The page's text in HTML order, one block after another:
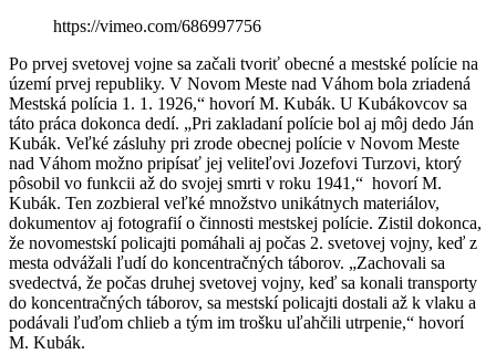
https://vimeo.com/686997756
Po prvej svetovej vojne sa začali tvoriť obecné a mestské polície na
území prvej republiky. V Novom Meste nad Váhom bola zriadená
Mestská polícia 1. 1. 1926,“ hovorí M. Kubák. U Kubákovcov sa
táto práca dokonca dedí. „Pri zakladaní polície bol aj môj dedo Ján
Kubák. Veľké zásluhy pri zrode obecnej polície v Novom Meste
nad Váhom možno pripísať jej veliteľovi Jozefovi Turzovi, ktorý
pôsobil vo funkcii až do svojej smrti v roku 1941,“ hovorí M.
Kubák. Ten zozbieral veľké množstvo unikátnych materiálov,
dokumentov aj fotografií o činnosti mestskej polície. Zistil dokonca,
že novomestskí policajti pomáhali aj počas 2. svetovej vojny, keď z
mesta odvážali ľudí do koncentračných táborov. „Zachovali sa
svedectvá, že počas druhej svetovej vojny, keď sa konali transporty
do koncentračných táborov, sa mestskí policajti dostali až k vlaku a
podávali ľuďom chlieb a tým im trošku uľahčili utrpenie,“ hovorí
M. Kubák.